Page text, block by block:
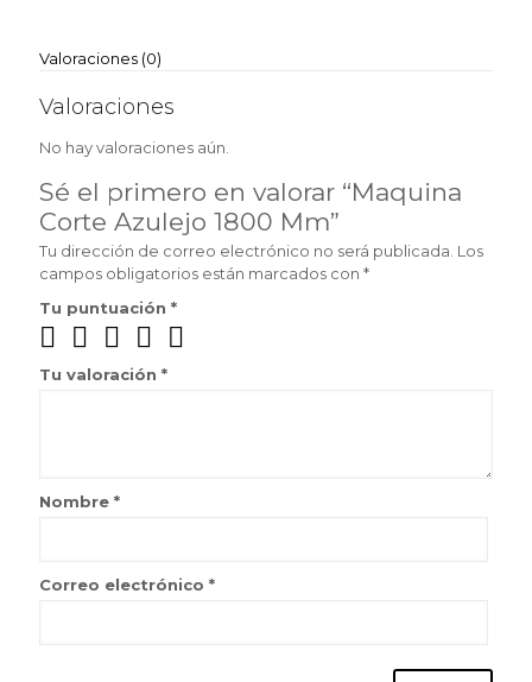
Valoraciones (0)
Valoraciones
No hay valoraciones aún.
Sé el primero en valorar “Maquina
Corte Azulejo 1800 Mm”
Tu dirección de correo electrónico no será publicada. Los
campos obligatorios están marcados con *
Tu puntuación *
Tu valoración *
Nombre *
Correo electrónico *